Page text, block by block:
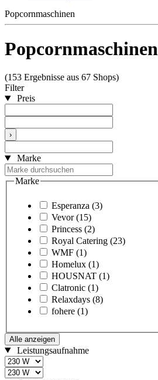
Popcornmaschinen
Popcornmaschinen
(153 Ergebnisse aus 67 Shops)
Filter
Preis
›
Marke
Marke
Esperanza (3)
Vevor (15)
Princess (2)
Royal Catering (23)
WMF (1)
Homelux (1)
HOUSNAT (1)
Clatronic (1)
Relaxdays (8)
fohere (1)
Alle anzeigen
Leistungsaufnahme